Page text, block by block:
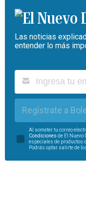
Las noticias
entender lo más
Regístrate a
Al someter tu correo
Condiciones de El Nuevo
especiales de productos
Podrás optar salirte de